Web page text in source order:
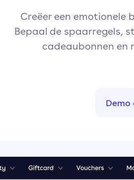
Creëer een
Bepaal de spaarregels,
cadeaubonnen en
Demo